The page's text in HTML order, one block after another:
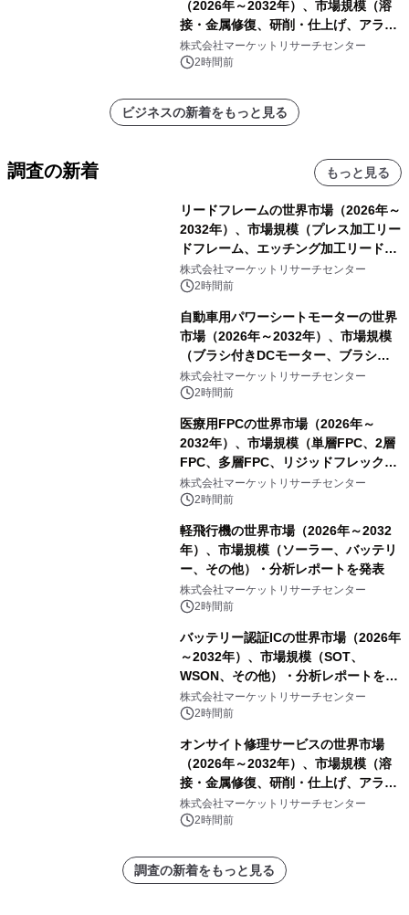
（2026年～2032年）、市場規模（溶
接・金属修復、研削・仕上げ、アライ
メント、その他）・分析レポートを発
表
株式会社マーケットリサーチセンター
2時間前
ビジネスの新着をもっと見る
調査の新着 もっと見る
リードフレームの世界市場（2026年～
2032年）、市場規模（プレス加工リー
ドフレーム、エッチング加工リードフ
レーム）・分析レポートを発表
株式会社マーケットリサーチセンター
2時間前
自動車用パワーシートモーターの世界
市場（2026年～2032年）、市場規模
（ブラシ付きDCモーター、ブラシレ
スDCモーター）・分析レポートを発
表
株式会社マーケットリサーチセンター
2時間前
医療用FPCの世界市場（2026年～
2032年）、市場規模（単層FPC、2層
FPC、多層FPC、リジッドフレックス
PCB）・分析レポートを発表
株式会社マーケットリサーチセンター
2時間前
軽飛行機の世界市場（2026年～2032
年）、市場規模（ソーラー、バッテリ
ー、その他）・分析レポートを発表
株式会社マーケットリサーチセンター
2時間前
バッテリー認証ICの世界市場（2026年
～2032年）、市場規模（SOT、
WSON、その他）・分析レポートを発
表
株式会社マーケットリサーチセンター
2時間前
オンサイト修理サービスの世界市場
（2026年～2032年）、市場規模（溶
接・金属修復、研削・仕上げ、アライ
メント、その他）・分析レポートを発
表
株式会社マーケットリサーチセンター
2時間前
調査の新着をもっと見る